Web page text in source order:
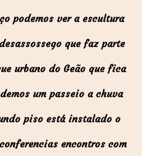
podemos ver a escultura
que faz parte
urbano do Geão que fica
um passeio a chuva
piso está instalado o
encontros com